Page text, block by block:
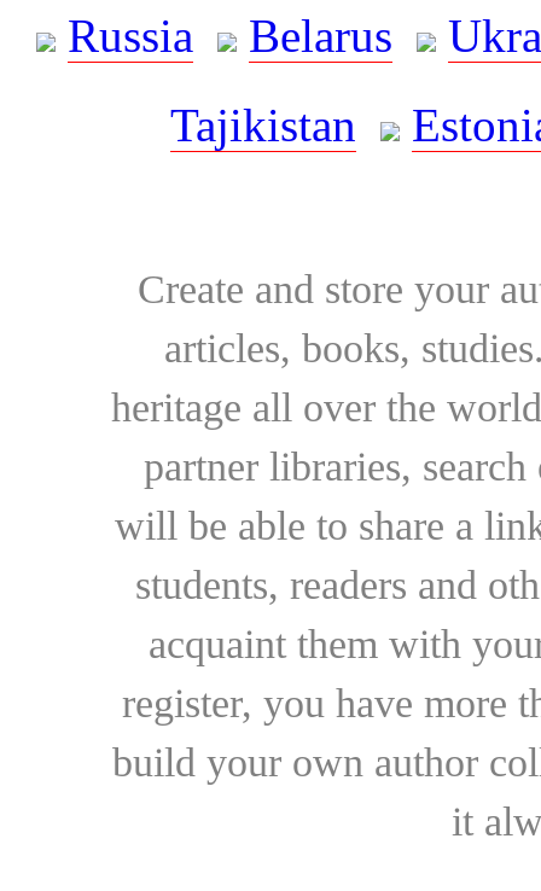
Russia
Belarus
Tajikistan
Create and store your
articles, books,
heritage all over the
partner libraries,
will be able to share a
students, readers and
acquaint them with
register, you have more
build your own author
it